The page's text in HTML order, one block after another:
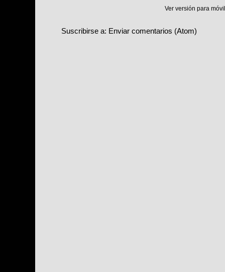
Ver versión para
Suscribirse a: Enviar comentarios (Atom)